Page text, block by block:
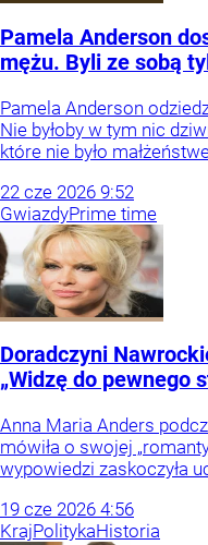
Pamela Anderson
mężu. Byli ze sobą
Pamela Anderson
Nie byłoby w tym nic
które nie było
22 cze 2026 9:52
GwiazdyPrime time
Doradczyni
„Widzę do pewnego
Anna Maria Anders
mówiła o swojej
wypowiedzi zaskoczyła
19 cze 2026 4:56
KrajPolitykaHistoria